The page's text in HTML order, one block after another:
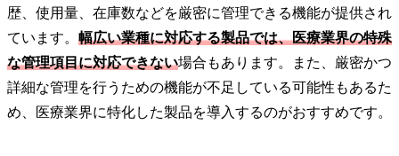
歴、使用量、在庫数などを厳密に管理できる機能が提供され
ています。 幅広い業種に対応する製品では、医療業界の特殊
な管理項目に対応できない場合もあります。また、厳密かつ
詳細な管理を行うための機能が不足している可能性もあるた
め、医療業界に特化した製品を導入するのがおすすめです。